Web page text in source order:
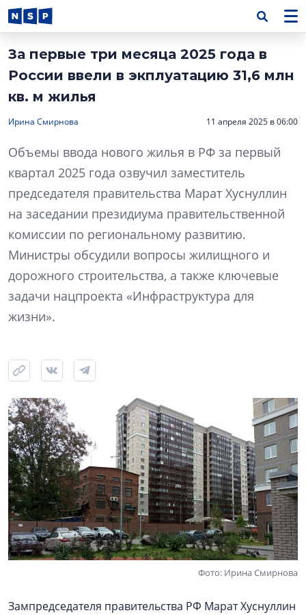
За первые три месяца 2025 года в
России ввели в экплуатацию 31,6 млн
кв. м жилья
Ирина Смирнова 11 апреля 2025 в 06:00
Объемы ввода нового жилья в РФ за первый
квартал 2025 года озвучил заместитель
председателя правительства Марат Хуснуллин
на заседании президиума правительственной
комиссии по региональному развитию.
Министры обсудили вопросы жилищного и
дорожного строительства, а также ключевые
задачи нацпроекта «Инфраструктура для
жизни».
Фото: Ирина Смирнова
Зампредседателя правительства РФ Марат Хуснуллин